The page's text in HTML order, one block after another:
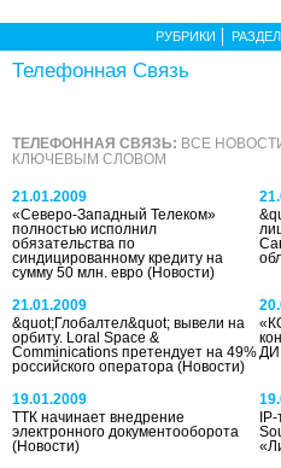
РУБРИКИ
Телефонная Связь
ТЕЛЕФОННАЯ СВЯЗЬ: ВСЕ
КЛЮЧЕВЫМ СЛОВОМ
21.01.2009
«Северо-Западный Телеком»
полностью исполнил
обязательства по
синдицированному кредиту на
сумму 50 млн. евро (Новости)
21.01.2009
&quot;Глобалтел&quot; вывели на
орбиту. Loral Space &
Comminications претендует на 49%
российского оператора (Новости)
19.01.2009
ТТК начинает внедрение
электронного документооборота
(Новости)